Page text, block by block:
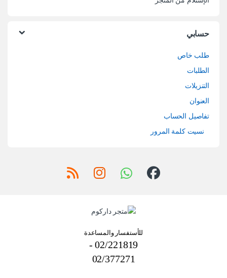
حسابي
طلب خاص
الطلبات
التنزيلات
العنوان
تفاصيل الحساب
نسيت كلمة المرور
للأستفسار والمساعدة
02/221819 -
02/377271